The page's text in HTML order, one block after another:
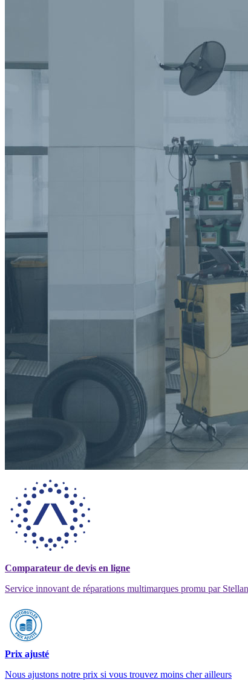
Comparateur de devis en ligne
Service innovant de réparations multimarques promu par
Prix ajusté
Nous ajustons notre prix si vous trouvez moins cher ailleurs